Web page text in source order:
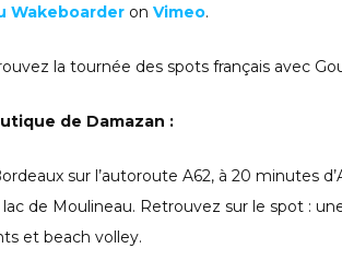
Wakeboarder on Vimeo.
la tournée des spots français avec
de Damazan :
sur l’autoroute A62, à 20 minutes
de Moulineau. Retrouvez sur le spot :
et beach volley.